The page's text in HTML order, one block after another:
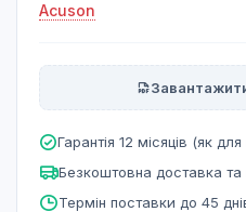
Acuson
Гарантія 12 місяців (як
Безкоштовна доставка та
Термін поставки до 45